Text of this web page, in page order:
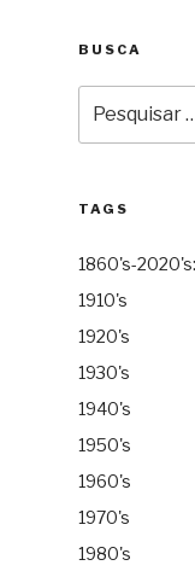
BUSCA
por:
TAGS
1860's-
1910's
1920's
1930's
1940's
1950's
1960's
1970's
1980's